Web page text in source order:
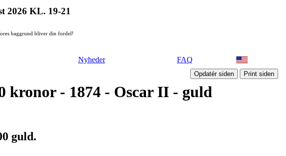
2026 KL. 19-21
baggrund bliver din fordel!
Nyheder
FAQ
kronor - 1874 - Oscar II - guld
guld.